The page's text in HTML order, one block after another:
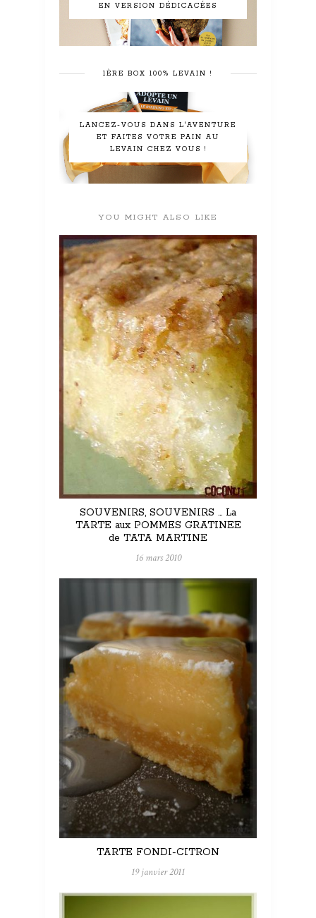
EN VERSION DÉDICACÉES
1ÈRE BOX 100% LEVAIN !
LANCEZ-VOUS DANS L'AVENTURE
ET FAITES VOTRE PAIN AU
LEVAIN CHEZ VOUS !
YOU MIGHT ALSO LIKE
SOUVENIRS, SOUVENIRS … La
TARTE aux POMMES GRATINEE
de TATA MARTINE
16 mars 2010
TARTE FONDI-CITRON
19 janvier 2011